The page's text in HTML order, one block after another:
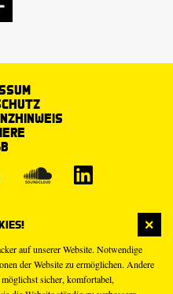
auf unserer Website. Notwendige
der Website zu ermöglichen. Andere
sicher, komfortabel,